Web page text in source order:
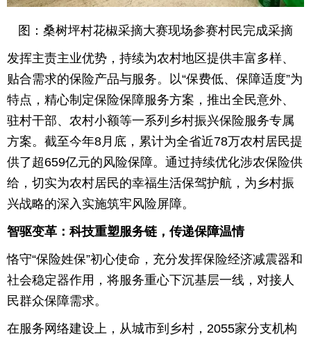
图：桑树坪村花椒采摘大赛现场参赛村民完成采摘
发挥主责主业优势，持续为农村地区提供丰富多样、
贴合需求的保险产品与服务。以“保费低、保障适度”为
特点，精心制定保险保障服务方案，推出全民意外、
驻村干部、农村小额等一系列乡村振兴保险服务专属
方案。截至今年8月底，累计为全省近78万农村居民提
供了超659亿元的风险保障。通过持续优化涉农保险供
给，切实为农村居民的幸福生活保驾护航，为乡村振
兴战略的深入实施筑牢风险屏障。
智驱变革：科技重塑服务链，传递保障温情
恪守“保险姓保”初心使命，充分发挥保险经济减震器和
社会稳定器作用，将服务重心下沉基层一线，对接人
民群众保障需求。
在服务网络建设上，从城市到乡村，2055家分支机构